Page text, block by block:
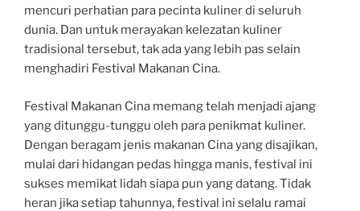
mencuri perhatian para pecinta kuliner di seluruh
dunia. Dan untuk merayakan kelezatan kuliner
tradisional tersebut, tak ada yang lebih pas selain
menghadiri Festival Makanan Cina.
Festival Makanan Cina memang telah menjadi ajang
yang ditunggu-tunggu oleh para penikmat kuliner.
Dengan beragam jenis makanan Cina yang disajikan,
mulai dari hidangan pedas hingga manis, festival ini
sukses memikat lidah siapa pun yang datang. Tidak
heran jika setiap tahunnya, festival ini selalu ramai